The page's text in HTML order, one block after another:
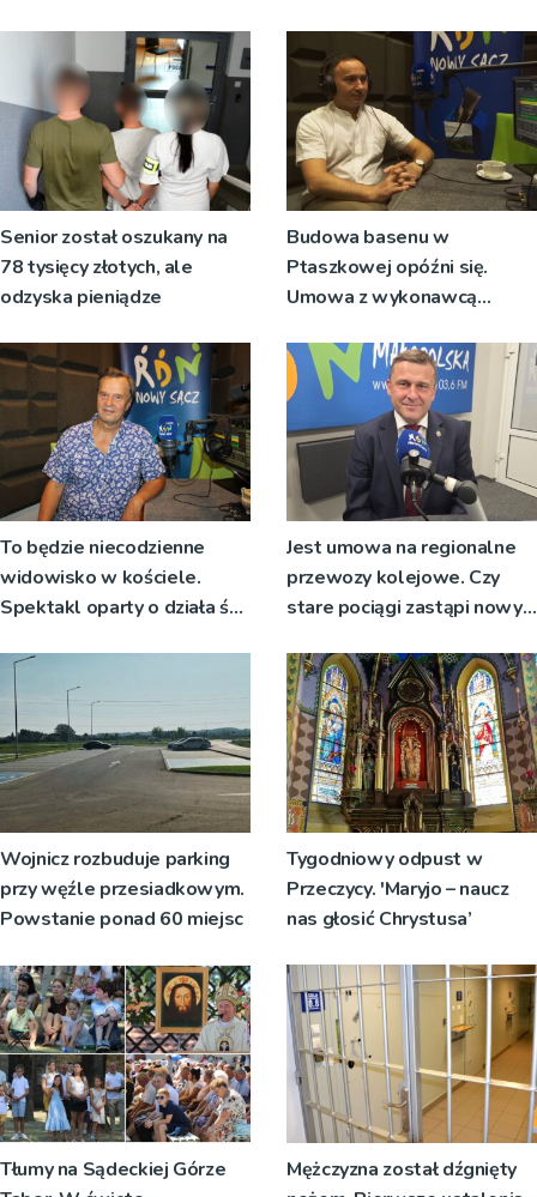
Senior został oszukany na
78 tysięcy złotych, ale
odzyska pieniądze
Budowa basenu w
Ptaszkowej opóźni się.
Umowa z wykonawcą
zostanie podpisana
To będzie niecodzienne
widowisko w kościele.
Spektakl oparty o działa św.
Jest umowa na regionalne
przewozy kolejowe. Czy
stare pociągi zastąpi nowy
Wojnicz rozbuduje parking
przy węźle przesiadkowym.
Powstanie ponad 60 miejsc
Tygodniowy odpust w
Przeczycy. 'Maryjo – naucz
nas głosić Chrystusa’
Tłumy na Sądeckiej Górze
Mężczyzna został dźgnięty